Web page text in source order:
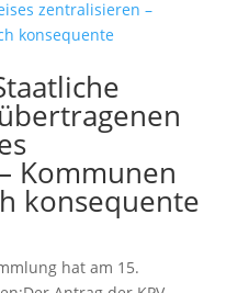
Kommunen
konsequente
hat am 15.